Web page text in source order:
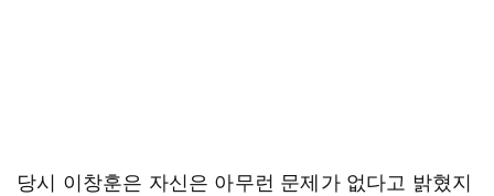
당시 이창훈은 자신은 아무런 문제가 없다고 밝혔지